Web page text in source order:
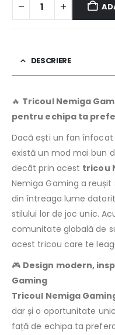
DESCRIERE
🔥 Tricoul Nemiga
pentru echipa ta
Dacă ești un fan înfocat
există un mod mai bun
decât prin acest tricou
Nemiga Gaming a
din întreaga lume
stilului lor de joc unic.
comunitate globală de
acest tricou care te
🎮 Design modern,
Gaming
Tricoul Nemiga
dar și o oportunitate
față de echipa ta